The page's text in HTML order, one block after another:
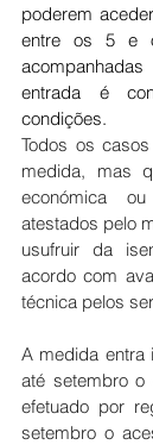
poderem
entre os 5 e
entrada é
condições.
Todos os
medida, mas
económica
atestados pelo
usufruir da
acordo com
técnica pelos
A medida entra
até setembro o
efetuado por
setembro o